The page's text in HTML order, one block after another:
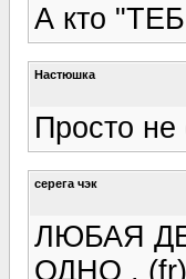
А кто
Настюшка
Просто
серега чэк
ЛЮБАЯ
ОДНО .